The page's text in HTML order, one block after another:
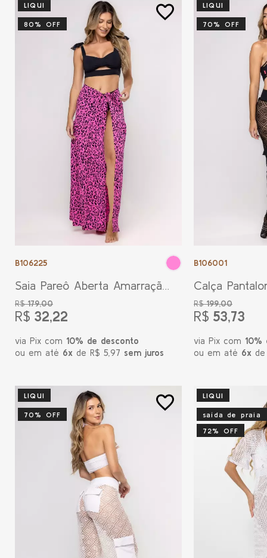
LIQUI
80% OFF
favorite_border
B106225
Saia Pareô Aberta Amarração
Onça Animal Print
R$179,00
R$ 32,22
via Pix com 10% de desconto
ou em até 6x de R$ 5,97 sem juros
LIQUI
70% OFF
B106001
Calça
Preta
R$199,00
R$ 53,73
via Pix com 10%
ou em até 6x
LIQUI
70% OFF
favorite_border LIQUI
saída de praia
72% OFF